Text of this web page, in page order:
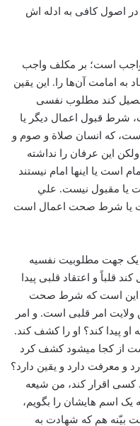
اصول کافی به ادله اش
واجب است؛ بر مکلف واجب
به امامت آن‌ها را. این یقین
کند مطلوب نفسی
شرط قبول اعمال دیگر یا
که انسان صلاة و صوم و
این عرفان را نداشته
است یا این­ها امام نیستند
یا مقبول نیست. علي
یا شرط صحت اعمال است
یک جهت مطلوبیت نفسیه
قلباً و اعتقاد قلبی پیدا
این است که شرط صحت
امر قلبی است. و امر
پیدا کند؟ او را کشف ­کند.
از کجا می­شود کشف کرد
و معرفت دارد و یقین دارد؟
اقرار کند، من شیعه
یک اسم هایشان را بگویم،
بیّنه هم که شهادت به